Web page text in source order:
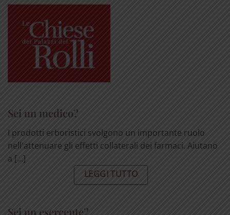
Sei un medico?
I prodotti erboristici svolgono un importante ruolo
nell'attenuare gli effetti collaterali dei farmaci. Aiutano
a [...]
LEGGI TUTTO
Sei un esercente?